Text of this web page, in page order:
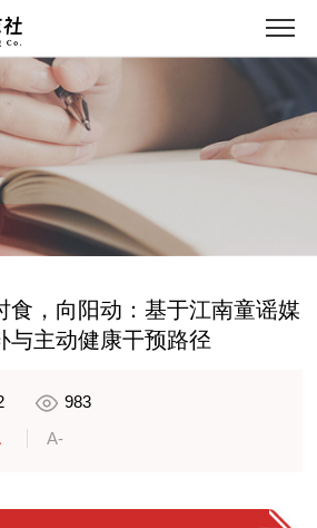
食，向阳动：基于江南童谣媒
与主动健康干预路径
983
A-